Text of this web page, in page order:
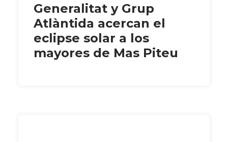
Generalitat y Grup
Atlàntida acercan el
eclipse solar a los
mayores de Mas Piteu